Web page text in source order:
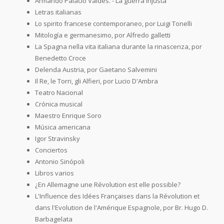
Letras italianas
Lo spirito francese contemporaneo, por Luigi Tonelli
Mitología e germanesimo, por Alfredo galletti
La Spagna nella vita italiana durante la rinascenza, por
Benedetto Croce
Delenda Austria, por Gaetano Salvemini
Il Re, le Torri, gli Alfieri, por Lucio D'Ambra
Teatro Nacional
Crónica musical
Maestro Enrique Soro
Música americana
Igor Stravinsky
Conciertos
Antonio Sinópoli
Libros varios
¿En Allemagne une Révolution est elle possible?
L'Influence des Idées Françaises dans la Révolution et
dans l'Evolution de l'Amérique Espagnole, por Br. Hugo D.
Barbagelata